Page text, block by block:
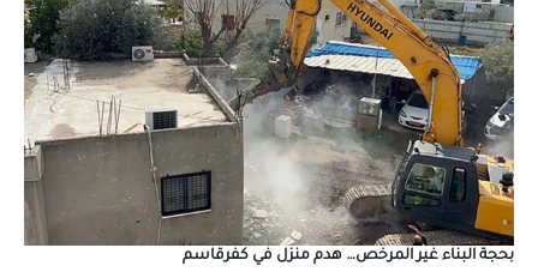
بحجة البناء غير المرخص… هدم منزل في كفرقاسم